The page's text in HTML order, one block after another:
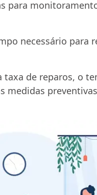
para
necessário para
de reparos, o
medidas